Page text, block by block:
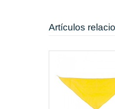
Artículos